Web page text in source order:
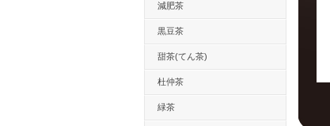
減肥茶
黒豆茶
甜茶(てん茶)
杜仲茶
緑茶